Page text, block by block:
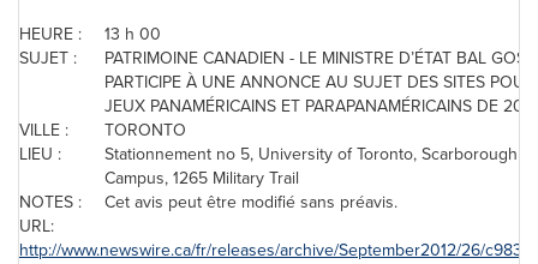
HEURE :
13 h 00
SUJET :
PATRIMOINE CANADIEN - LE MINISTRE D’ÉTAT BAL
PARTICIPE À UNE ANNONCE AU SUJET DES SITES
JEUX PANAMÉRICAINS ET PARAPANAMÉRICAINS DE 2015
VILLE :
TORONTO
LIEU :
Stationnement no 5, University ofToronto, Scarborough
Campus, 1265 Military Trail
NOTES :
Cet avis peut être modifié sans préavis.
URL:
http://www.newswire.ca/fr/releases/archive/September2012/26/